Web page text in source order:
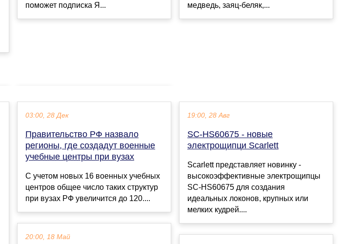
поможет подписка Я...
медведь, заяц-беляк,...
03:00, 28 Дек
Правительство РФ назвало
регионы, где создадут военные
учебные центры при вузах
С учетом новых 16 военных учебных
центров общее число таких структур
при вузах РФ увеличится до 120....
20:00, 18 Май
19:00, 28 Авг
SC-HS60675 - новые
электрощипци Scarlett
Scarlett представляет новинку -
высокоэффективные электрощипцы
SC-HS60675 для создания
идеальных локонов, крупных или
мелких кудрей....